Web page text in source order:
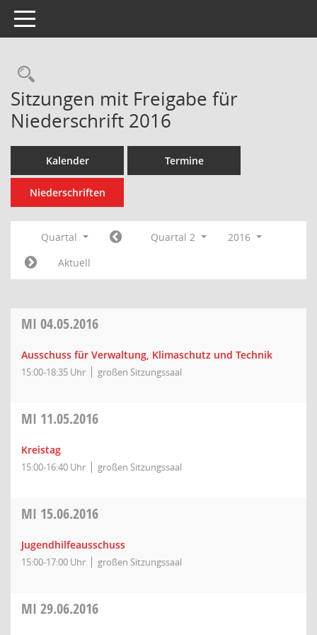
Toggle navigation
Rechercheauswahl
Sitzungen mit Freigabe für
Niederschrift 2016
Kalender Termine
Niederschriften
Quartal Quartal 2
2016
Aktuell
MI 04.05.2016
Ausschuss für Verwaltung, Klimaschutz und Technik
15:00-18:35 Uhr großen Sitzungssaal
MI 11.05.2016
Kreistag
15:00-16:40 Uhr großen Sitzungssaal
MI 15.06.2016
Jugendhilfeausschuss
15:00-17:00 Uhr großen Sitzungssaal
MI 29.06.2016